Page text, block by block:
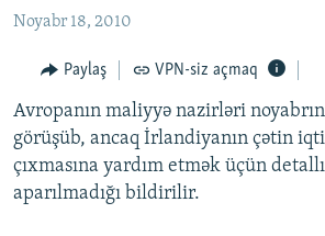
qayıt
#ƏSLINDƏ
FƏRQƏ BAX
QANUNI DOĞRU
ARAŞDIRMA
MULTIMEDIA
Noyabr 18, 2010
Paylaş VPN-siz açmaq
Avropanın maliyyə nazirləri
görüşüb, ancaq İrlandiyanın çətin
çıxmasına yardım etmək üçün
aparılmadığı bildirilir.